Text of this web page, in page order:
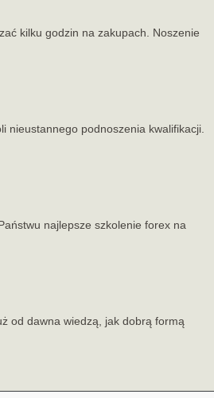
kilku godzin na zakupach. Noszenie
nieustannego podnoszenia kwalifikacji.
najlepsze szkolenie forex na
od dawna wiedzą, jak dobrą formą